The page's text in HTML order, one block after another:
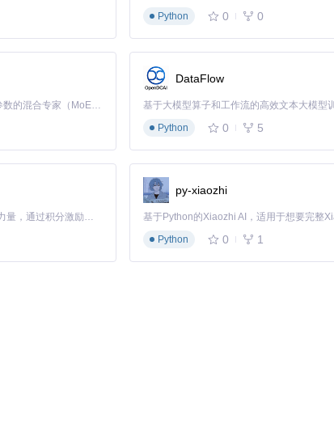
Python
0 0
Kimi K3 是Kimi能力最强的模型：这是一个拥有 2.8 万亿参数的混合专家（MoE）模型，具备原生视觉理解能力，并支持 100 万 token 的上下文窗口。
DataFlow
基于大模型算子和工作流的高效文本大模型
Python
0 5
「源启盛夏」暑期校园开发者成长计划旨在激活校园开源力量，通过积分激励、认证扶持、资源倾斜等形式，引导高校组织和开发者完成「入驻 — 建项目 — 做贡献 — 获认证 — 得资源」的完整闭环。无论你是想带领社团入驻平台的组织者，还是希望用代码贡献证明自己的开发者，都能在这里找到属于你的成长路径。
py-xiaozhi
Python
0 1